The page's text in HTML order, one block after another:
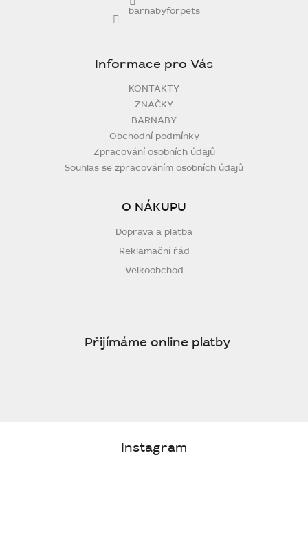
barnabyforpets
Informace pro Vás
KONTAKTY
ZNAČKY
BARNABY
Obchodní podmínky
Zpracování osobních údajů
Souhlas se zpracováním osobních údajů
O NÁKUPU
Doprava a platba
Reklamační řád
Velkoobchod
Přijímáme online platby
Instagram